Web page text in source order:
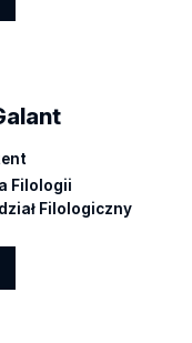
Filologii
Filologiczny